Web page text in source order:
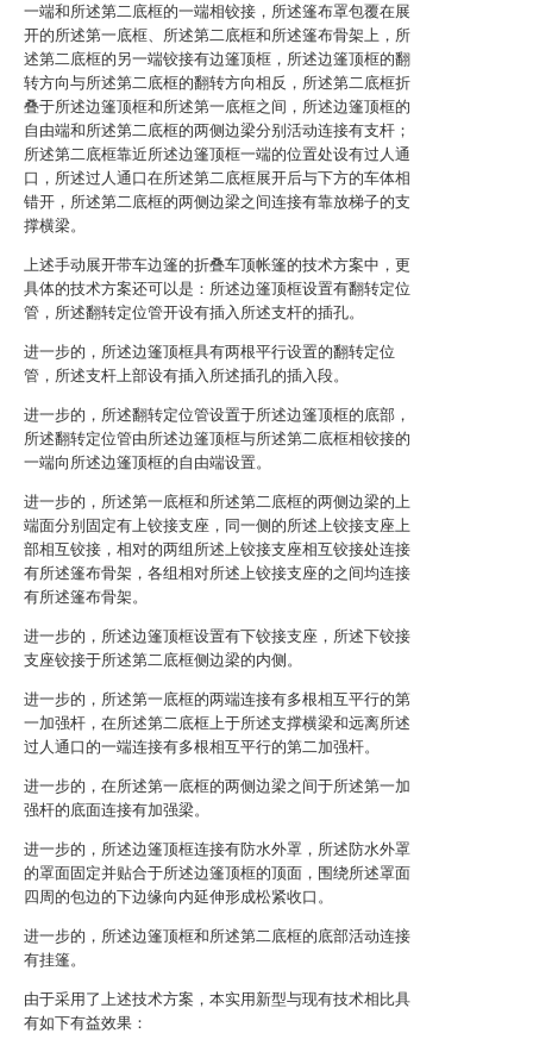
一端和所述第二底框的一端相铰接，所述篷布罩包覆在展
开的所述第一底框、所述第二底框和所述篷布骨架上，所
述第二底框的另一端铰接有边篷顶框，所述边篷顶框的翻
转方向与所述第二底框的翻转方向相反，所述第二底框折
叠于所述边篷顶框和所述第一底框之间，所述边篷顶框的
自由端和所述第二底框的两侧边梁分别活动连接有支杆；
所述第二底框靠近所述边篷顶框一端的位置处设有过人通
口，所述过人通口在所述第二底框展开后与下方的车体相
错开，所述第二底框的两侧边梁之间连接有靠放梯子的支
撑横梁。
上述手动展开带车边篷的折叠车顶帐篷的技术方案中，更
具体的技术方案还可以是：所述边篷顶框设置有翻转定位
管，所述翻转定位管开设有插入所述支杆的插孔。
进一步的，所述边篷顶框具有两根平行设置的翻转定位
管，所述支杆上部设有插入所述插孔的插入段。
进一步的，所述翻转定位管设置于所述边篷顶框的底部，
所述翻转定位管由所述边篷顶框与所述第二底框相铰接的
一端向所述边篷顶框的自由端设置。
进一步的，所述第一底框和所述第二底框的两侧边梁的上
端面分别固定有上铰接支座，同一侧的所述上铰接支座上
部相互铰接，相对的两组所述上铰接支座相互铰接处连接
有所述篷布骨架，各组相对所述上铰接支座的之间均连接
有所述篷布骨架。
进一步的，所述边篷顶框设置有下铰接支座，所述下铰接
支座铰接于所述第二底框侧边梁的内侧。
进一步的，所述第一底框的两端连接有多根相互平行的第
一加强杆，在所述第二底框上于所述支撑横梁和远离所述
过人通口的一端连接有多根相互平行的第二加强杆。
进一步的，在所述第一底框的两侧边梁之间于所述第一加
强杆的底面连接有加强梁。
进一步的，所述边篷顶框连接有防水外罩，所述防水外罩
的罩面固定并贴合于所述边篷顶框的顶面，围绕所述罩面
四周的包边的下边缘向内延伸形成松紧收口。
进一步的，所述边篷顶框和所述第二底框的底部活动连接
有挂篷。
由于采用了上述技术方案，本实用新型与现有技术相比具
有如下有益效果：